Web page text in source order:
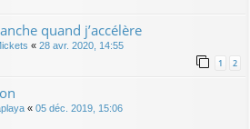
quand j’accélère
« 28 avr. 2020, 14:55
1 2
« 05 déc. 2019, 15:06